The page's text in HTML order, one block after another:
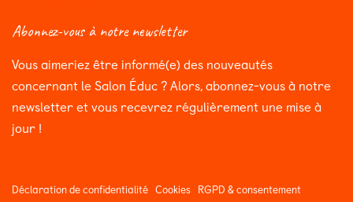
Abonnez-vous à notre newsletter
Vous aimeriez être informé(e) des nouveautés
concernant le Salon Éduc ? Alors, abonnez-vous à notre
newsletter et vous recevrez régulièrement une mise à
jour !
Déclaration de confidentialité Cookies RGPD & consentement